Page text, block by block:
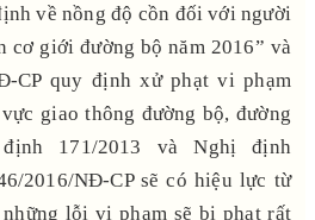
về nồng độ cồn đối với người
cơ giới đường bộ năm 2016” và
CP quy định xử phạt vi phạm
giao thông đường bộ, đường
171/2013 và Nghị định
2016/NĐ-CP sẽ có hiệu lực từ
lỗi vi phạm sẽ bị phạt rất